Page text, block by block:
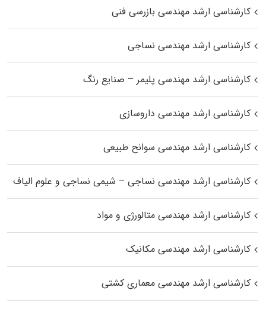
کارشناسی ارشد مهندسی بازرسی فنی
کارشناسی ارشد مهندسی نساجی
کارشناسی ارشد مهندسی پلیمر – صنایع رنگ
کارشناسی ارشد مهندسی داروسازی
کارشناسی ارشد مهندسی سوانح طبیعی
کارشناسی ارشد مهندسی نساجی – شیمی نساجی و علوم الیاف
کارشناسی ارشد مهندسی متالورژی و مواد
کارشناسی ارشد مهندسی مکانیک
کارشناسی ارشد مهندسی معماری کشتی